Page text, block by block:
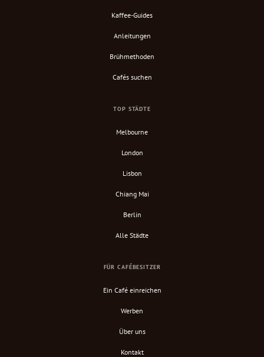
Kaffee-Guides
Anleitungen
Brühmethoden
Cafés suchen
TOP STÄDTE
Melbourne
London
Lisbon
Chiang Mai
Berlin
Alle Städte
FÜR CAFÉBESITZER
Ein Café einreichen
Werben
Über uns
Kontakt